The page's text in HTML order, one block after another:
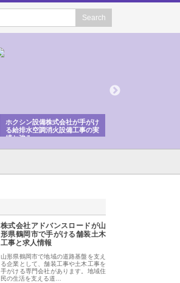
ホクシン設備株式会社が手がけ
る給排水空調消火設備工事の実
績と強み
株式会社アドバンスロードが山
形県鶴岡市で手がける舗装土木
工事と求人情報
山形県鶴岡市で地域の道路基盤を支え
る企業として、舗装工事や土木工事を
手がける専門会社があります。地域住
民の生活を支える道…